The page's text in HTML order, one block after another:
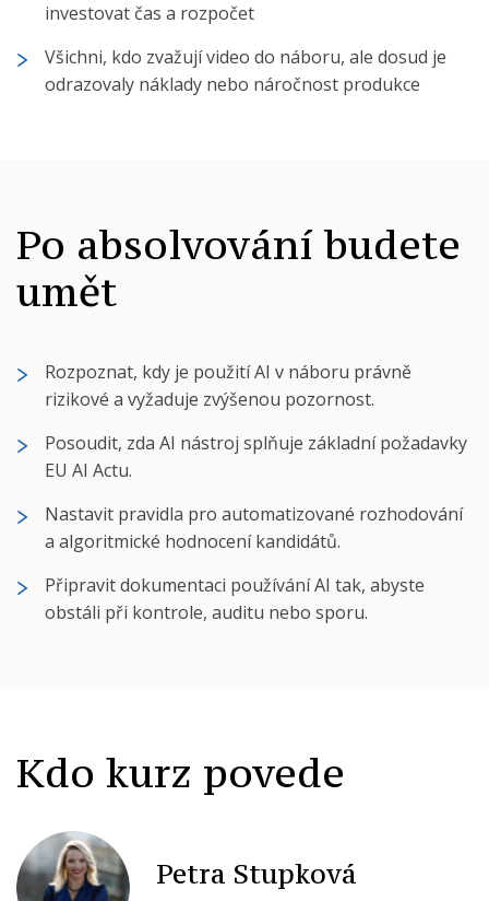
investovat čas a rozpočet
Všichni, kdo zvažují video do náboru, ale dosud je
odrazovaly náklady nebo náročnost produkce
Po absolvování budete
umět
Rozpoznat, kdy je použití AI v náboru právně
rizikové a vyžaduje zvýšenou pozornost.
Posoudit, zda AI nástroj splňuje základní požadavky
EU AI Actu.
Nastavit pravidla pro automatizované rozhodování
a algoritmické hodnocení kandidátů.
Připravit dokumentaci používání AI tak, abyste
obstáli při kontrole, auditu nebo sporu.
Kdo kurz povede
Petra Stupková